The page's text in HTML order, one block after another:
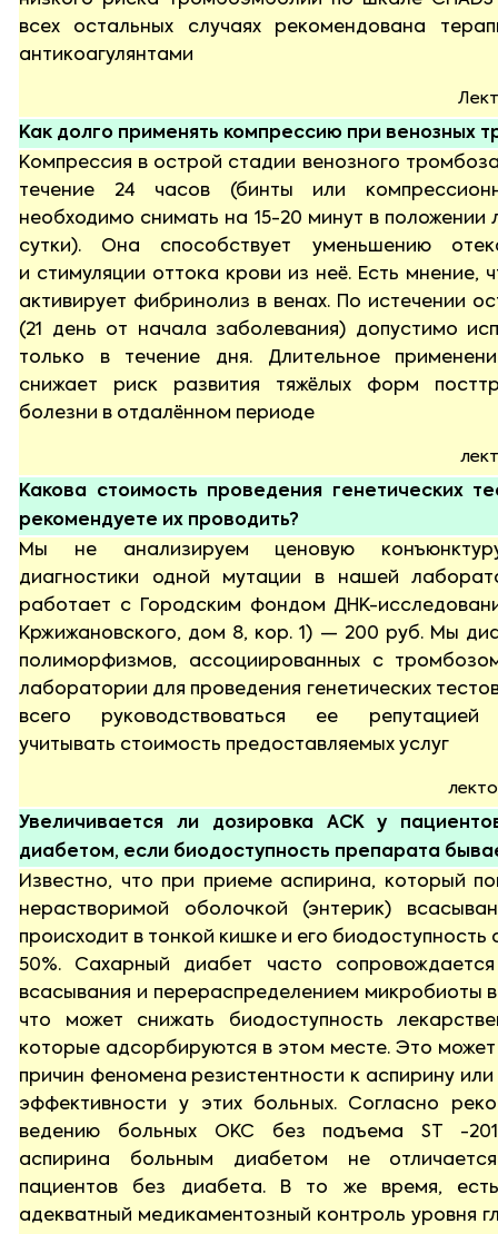
всех остальных случаях рекомендована
антикоагулянтами
Как долго применять компрессию при венозных
Компрессия в острой стадии венозного
течение 24 часов (бинты или
необходимо снимать на 15-20 минут в положении
сутки). Она способствует уменьшению
и стимуляции оттока крови из неё. Есть мнение,
активирует фибринолиз в венах. По истечении
(21 день от начала заболевания) допустимо
только в течение дня. Длительное
снижает риск развития тяжёлых форм
болезни в отдалённом периоде
Какова стоимость проведения генетических
рекомендуете их проводить?
Мы не анализируем ценовую
диагностики одной мутации в нашей
работает с Городским фондом ДНК-
Кржижановского, дом 8, кор. 1) — 200 руб. Мы
полиморфизмов, ассоциированных с
лаборатории для проведения генетических
всего руководствоваться ее
учитывать стоимость предоставляемых услуг
Увеличивается ли дозировка АСК у
диабетом, если биодоступность препарата
Известно, что при приеме аспирина, который
нерастворимой оболочкой (энтерик)
происходит в тонкой кишке и его биодоступность
50%. Сахарный диабет часто
всасывания и перераспределением микробиоты
что может снижать биодоступность
которые адсорбируются в этом месте. Это
причин феномена резистентности к аспирину
эффективности у этих больных. Согласно
ведению больных ОКС без подъема ST -
аспирина больным диабетом не
пациентов без диабета. В то же время,
адекватный медикаментозный контроль уровня